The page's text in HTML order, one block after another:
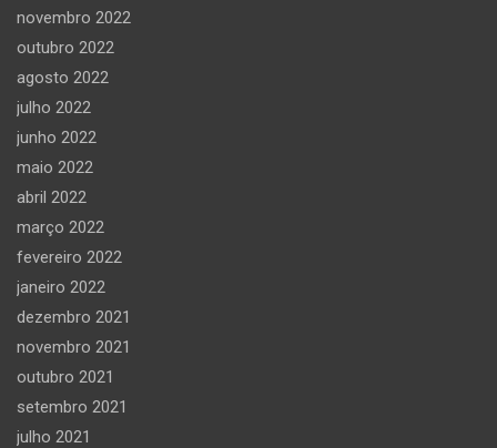
novembro 2022
outubro 2022
agosto 2022
julho 2022
junho 2022
maio 2022
abril 2022
março 2022
fevereiro 2022
janeiro 2022
dezembro 2021
novembro 2021
outubro 2021
setembro 2021
julho 2021